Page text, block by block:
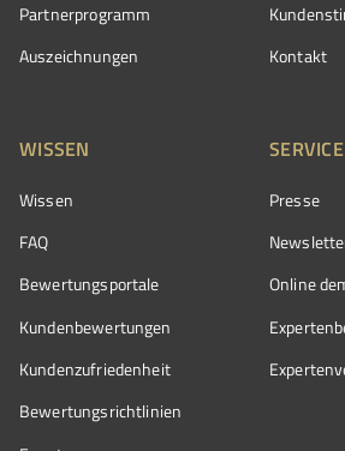
Partnerprogramm
Auszeichnungen
Kontakt
WISSEN
Wissen
FAQ
Bewertungsportale
Kundenbewertungen
Kundenzufriedenheit
Bewertungs­richtlinien
SERVICE
Presse
Online